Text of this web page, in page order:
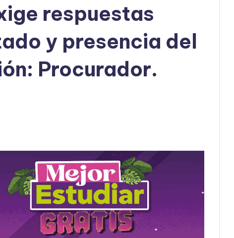
respuestas
y presencia del
Procurador.